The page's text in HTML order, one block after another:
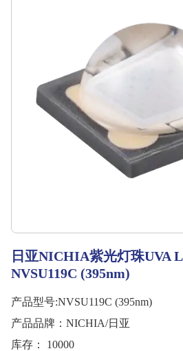
日亚NICHIA紫光灯珠UVA
NVSU119C (395nm)
产品型号:NVSU119C (395nm)
产品品牌：NICHIA/日亚
库存： 10000